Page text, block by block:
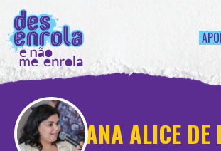
ANA ALICE DE